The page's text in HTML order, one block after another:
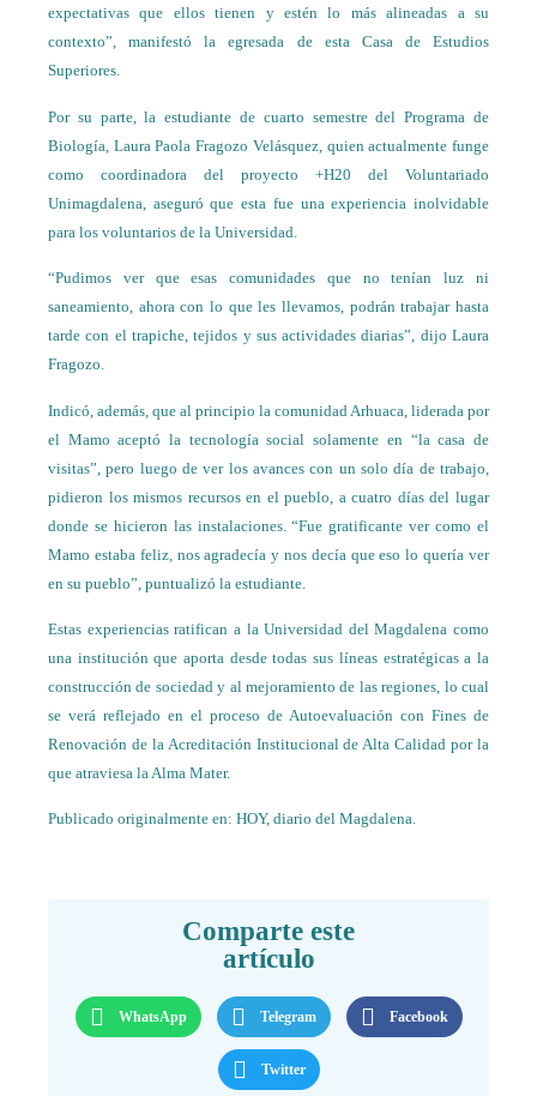
expectativas que ellos tienen y estén lo más alineadas a su
contexto”, manifestó la egresada de esta Casa de Estudios
Superiores.
Por su parte, la estudiante de cuarto semestre del Programa de
Biología, Laura Paola Fragozo Velásquez, quien actualmente funge
como coordinadora del proyecto +H20 del Voluntariado
Unimagdalena, aseguró que esta fue una experiencia inolvidable
para los voluntarios de la Universidad.
“Pudimos ver que esas comunidades que no tenían luz ni
saneamiento, ahora con lo que les llevamos, podrán trabajar hasta
tarde con el trapiche, tejidos y sus actividades diarias”, dijo Laura
Fragozo.
Indicó, además, que al principio la comunidad Arhuaca, liderada por
el Mamo aceptó la tecnología social solamente en “la casa de
visitas”, pero luego de ver los avances con un solo día de trabajo,
pidieron los mismos recursos en el pueblo, a cuatro días del lugar
donde se hicieron las instalaciones. “Fue gratificante ver como el
Mamo estaba feliz, nos agradecía y nos decía que eso lo quería ver
en su pueblo”, puntualizó la estudiante.
Estas experiencias ratifican a la Universidad del Magdalena como
una institución que aporta desde todas sus líneas estratégicas a la
construcción de sociedad y al mejoramiento de las regiones, lo cual
se verá reflejado en el proceso de Autoevaluación con Fines de
Renovación de la Acreditación Institucional de Alta Calidad por la
que atraviesa la Alma Mater.
Publicado originalmente en: HOY, diario del Magdalena.
Comparte este
artículo
WhatsApp Telegram Facebook
Twitter